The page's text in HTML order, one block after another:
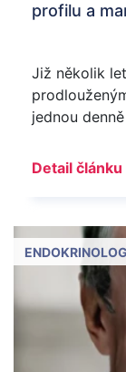
profilu a
Již několik
jednou
Detail článku